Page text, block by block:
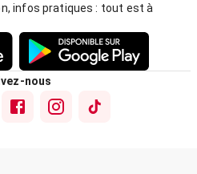
infos pratiques : tout est à
nous